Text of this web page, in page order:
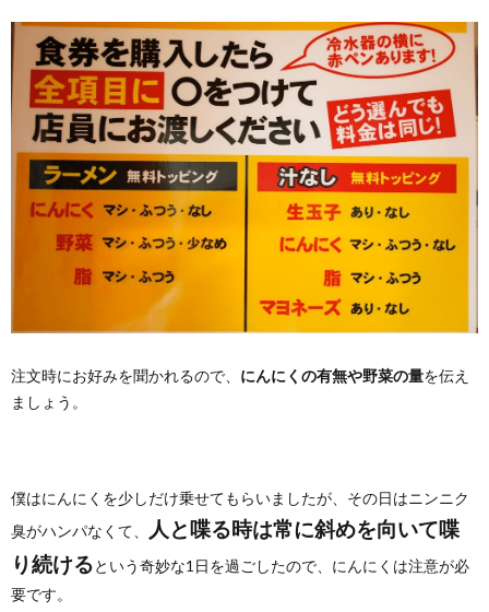
注文時にお好みを聞かれるので、 にんにくの有無や野菜の量を伝え
ましょう。
僕はにんにくを少しだけ乗せてもらいましたが、その日はニンニク
臭がハンパなくて、
人と喋る時は常に斜めを向いて喋
り続けるという奇妙な1日を過ごしたので、にんにくは注意が必
要です。